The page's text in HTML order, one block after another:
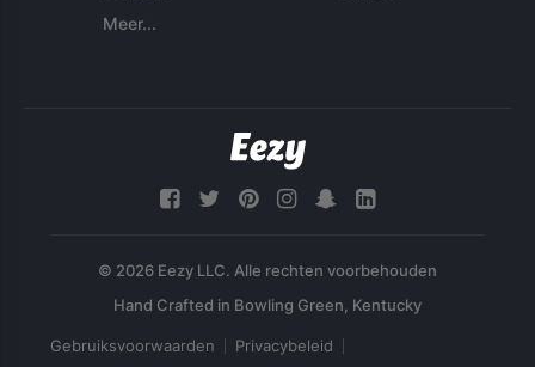
Meer...
© 2026 Eezy LLC. Alle rechten voorbehouden
Gebruiksvoorwaarden Privacybeleid